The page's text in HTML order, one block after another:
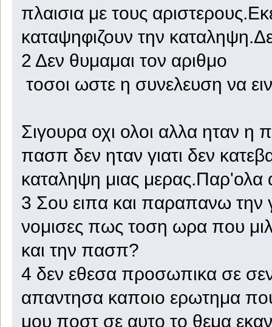
πλαισια με τους
καταψηφιζουν την
2 Δεν θυμαμαι τον αριθμο
τοσοι ωστε η συνελευση να
Σιγουρα οχι ολοι αλλα ηταν η
πασπ δεν ηταν γιατι δεν
καταληψη μιας μερας.Παρ'ολα
3 Σου ειπα και παραπανω
νομισες πως τοση ωρα που
και την πασπ?
4 δεν εθεσα προσωπικα σε
απαντησα καποιο ερωτημα
μου ποστ σε αυτο το θεμα